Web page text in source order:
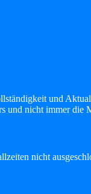
und
und nicht immer die
nicht